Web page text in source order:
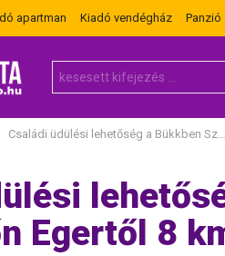
apartman Kiadó vendégház Panzió
for:
Családi üdülési lehetőség a Bükkben Szarvaskőn Egertől 8 km-re
Egertől 8